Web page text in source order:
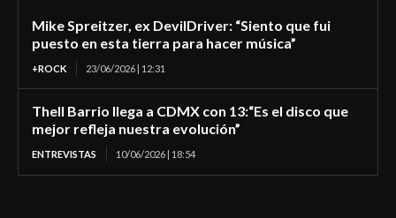
Mike Spreitzer, ex DevilDriver: “Siento que fui
puesto en esta tierra para hacer música”
+ROCK 23/06/2026 | 12:31
Thell Barrio llega a CDMX con 13:“Es el disco que
mejor refleja nuestra evolución”
ENTREVISTAS 10/06/2026 | 18:54